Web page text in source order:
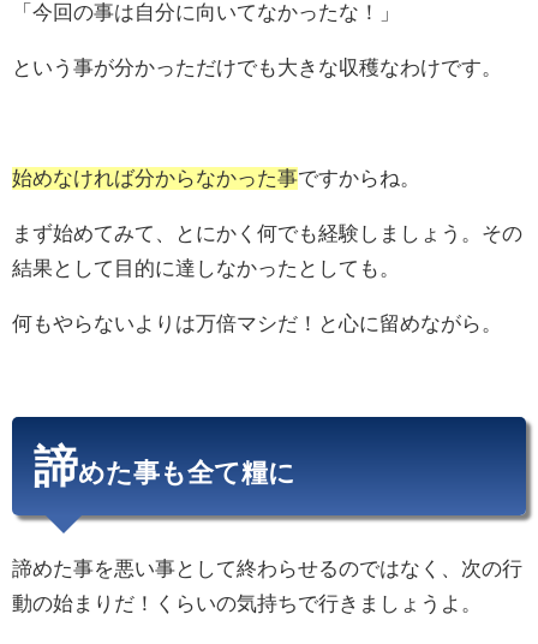
「今回の事は自分に向いてなかったな！」
という事が分かっただけでも大きな収穫なわけです。
始めなければ分からなかった事ですからね。
まず始めてみて、とにかく何でも経験しましょう。その
結果として目的に達しなかったとしても。
何もやらないよりは万倍マシだ！と心に留めながら。
諦めた事も全て糧に
諦めた事を悪い事として終わらせるのではなく、次の行
動の始まりだ！くらいの気持ちで行きましょうよ。